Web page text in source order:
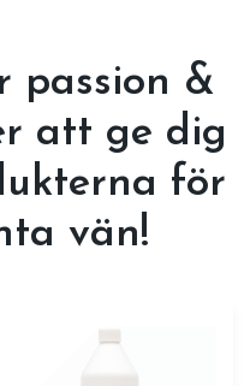
passion &
att ge dig
för
vän!